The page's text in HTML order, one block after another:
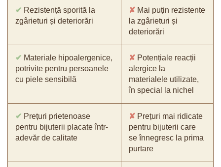
✔ Rezistență sporită la
zgârieturi și deteriorări
✘ Mai puțin rezistente
la zgârieturi și
deteriorări
✔ Materiale hipoalergenice,
potrivite pentru persoanele
cu piele sensibilă
✘ Potențiale reacții
alergice la
materialele utilizate,
în special la nichel
✔ Prețuri prietenoase
pentru bijuterii placate într-
adevăr de calitate
✘ Prețuri mai ridicate
pentru bijuterii care
se înnegresc la prima
purtare